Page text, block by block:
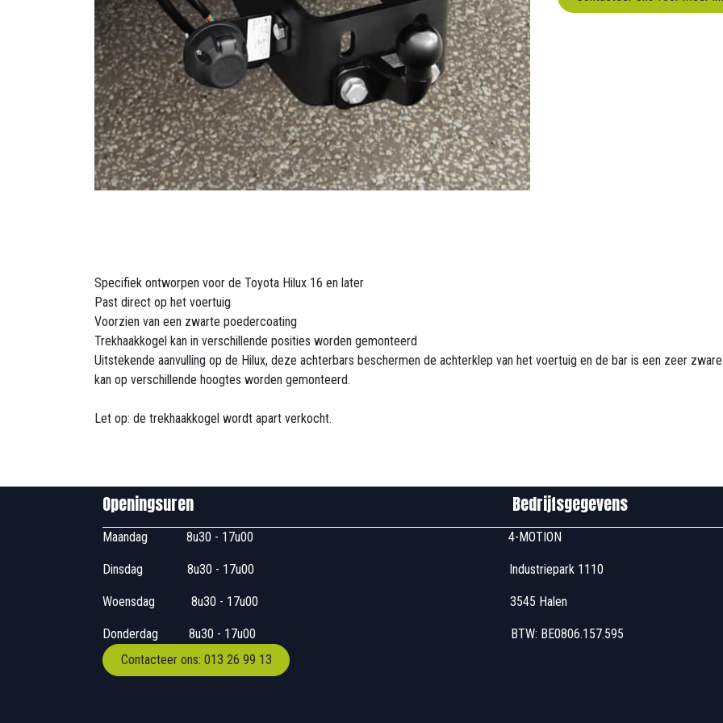
Specifiek ontworpen voor de Toyota Hilux 16 en later
Past direct op het voertuig
Voorzien van een zwarte poedercoating
Trekhaakkogel kan in verschillende posities worden gemonteerd
Uitstekende aanvulling op de Hilux, deze achterbars beschermen de achterklep van het voertuig en de bar is een zeer
kan op verschillende hoogtes worden gemonteerd.
Let op: de trekhaakkogel wordt apart verkocht.
Openingsuren Bedrijfsgegevens
Maandag ​8u30 - 17u00 4-MOTION
Dinsdag ​8u30 - 17u00 Industriepark 1110
Woensdag ​​​ 8u30 - 17u00 3545 Halen
Donderdag
​​8u30 - 17u00 BTW:
Contacteer ons: 013 26 99 13